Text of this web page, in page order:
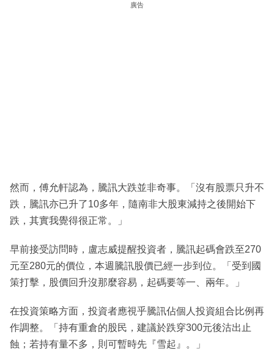
廣告
然而，傅允軒認為，騰訊大跌並非奇事。「沒有股票只升不
跌，騰訊亦已升了10多年，隨南非大股東減持之後開始下
跌，其實我覺得很正常。」
早前接受訪問時，盧志威提醒投資者，騰訊起碼會跌至270
元至280元的價位，本週騰訊股價已經一步到位。「受到國
策打擊，股價回升沒那麼容易，起碼要等一、兩年。」
在投資策略方面，投資者應視乎騰訊佔個人投資組合比例再
作調整。「持有重倉的股民，建議於跌穿300元後沽出止
蝕；若持有量不多，則可暫時先『雪起』。」